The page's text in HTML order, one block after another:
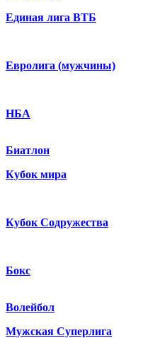
Единая лига ВТБ
Евролига (мужчины)
НБА
Биатлон
Кубок мира
Кубок Содружества
Бокс
Волейбол
Мужская Суперлига